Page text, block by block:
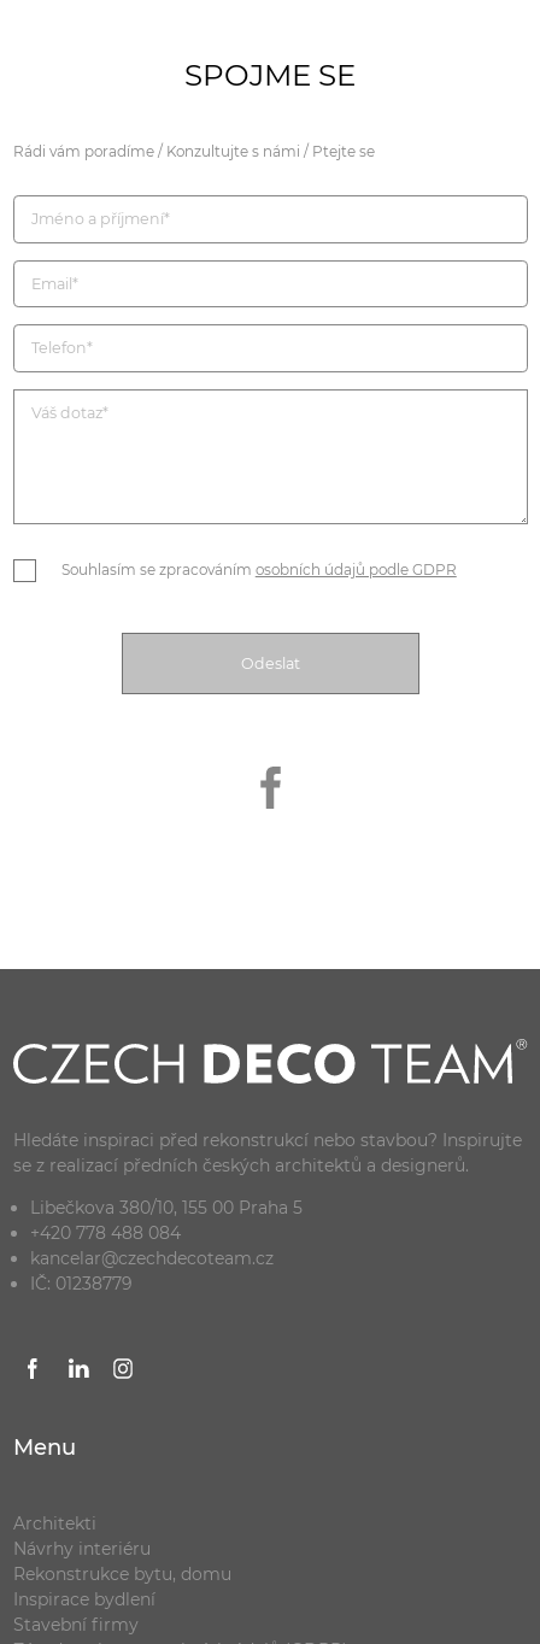
SPOJME SE
Rádi vám poradíme / Konzultujte s námi / Ptejte se
Souhlasím se zpracováním osobních údajů podle GDPR
Hledáte inspiraci před rekonstrukcí nebo stavbou? Inspirujte
se z realizací předních českých architektů a designerů.
Libečkova 380/10, 155 00 Praha 5
+420 778 488 084
kancelar@czechdecoteam.cz
IČ: 01238779
Menu
Architekti
Návrhy interiéru
Rekonstrukce bytu, domu
Inspirace bydlení
Stavební firmy